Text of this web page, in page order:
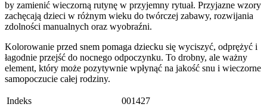
by zamienić wieczorną rutynę w przyjemny rytuał. Przyjazne wzory
zachęcają dzieci w różnym wieku do twórczej zabawy, rozwijania
zdolności manualnych oraz wyobraźni.
Kolorowanie przed snem pomaga dziecku się wyciszyć, odprężyć i
łagodnie przejść do nocnego odpoczynku. To drobny, ale ważny
element, który może pozytywnie wpłynąć na jakość snu i wieczorne
samopoczucie całej rodziny.
Indeks
001427